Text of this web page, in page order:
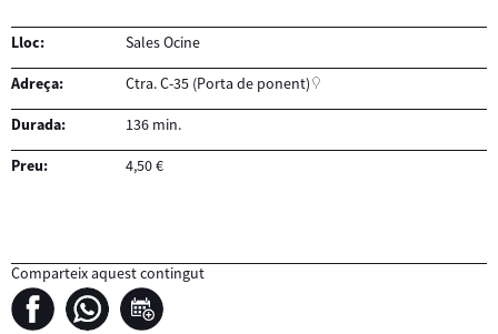
Lloc: Sales Ocine
Adreça: Ctra. C-35 (Porta de ponent)
Durada: 136 min.
Preu: 4,50 €
Comparteix aquest contingut